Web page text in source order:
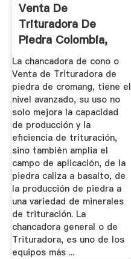
Venta De
Trituradora De
Piedra Colombia,
Planta Venta De ...
La chancadora de cono o
Venta de Trituradora de
piedra de cromang, tiene el
nivel avanzado, su uso no
solo mejora la capacidad
de producción y la
eficiencia de trituración,
sino también amplia el
campo de aplicación, de la
piedra caliza a basalto, de
la producción de piedra a
una variedad de minerales
de trituración. La
chancadora general o de
Trituradora, es uno de los
equipos más ...